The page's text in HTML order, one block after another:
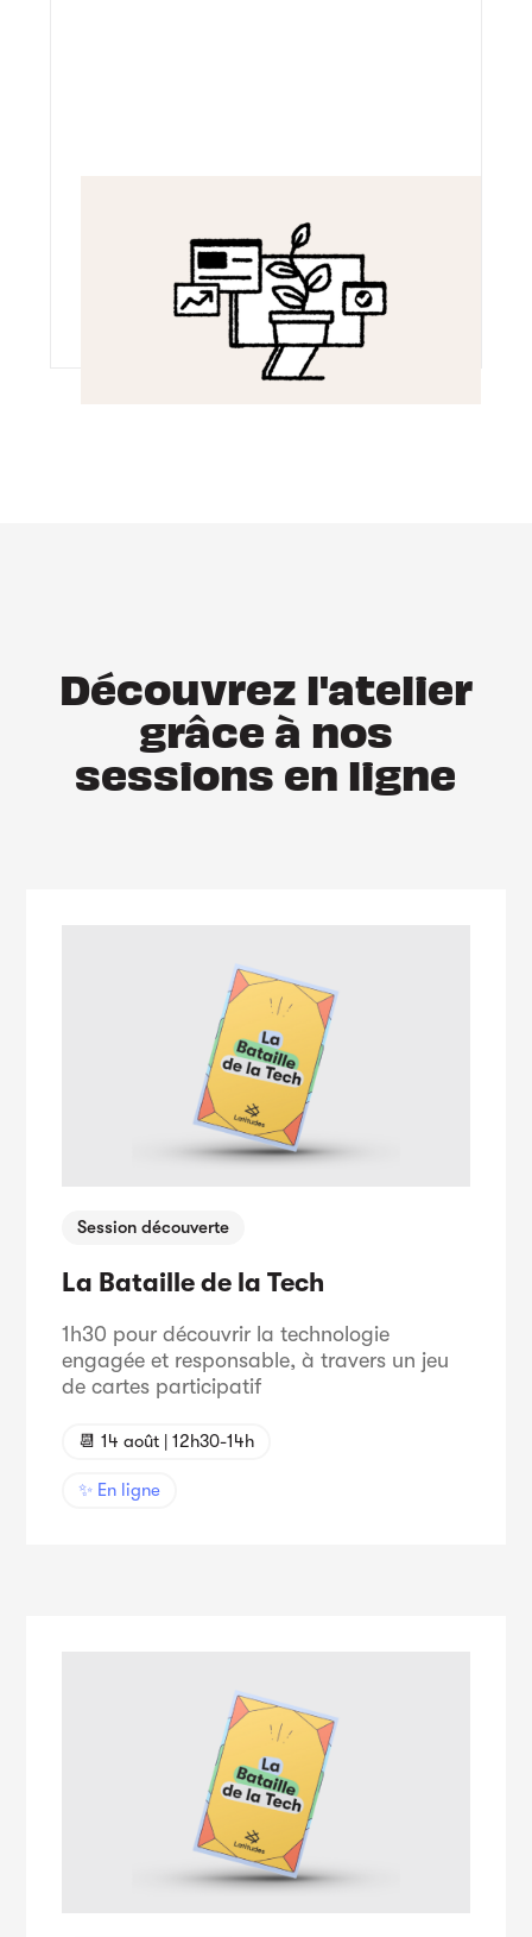
C’est à dire pouvoir maîtriser son
impact environnemental, imaginer une
technologie plus respectueuse du
vivant et plus sobre énergétiquement.
Découvrez l'atelier
grâce à nos
sessions en ligne
Session découverte
La Bataille de la Tech
1h30 pour découvrir la technologie
engagée et responsable, à travers un jeu
de cartes participatif
📆 14 août | 12h30-14h
✨ En ligne